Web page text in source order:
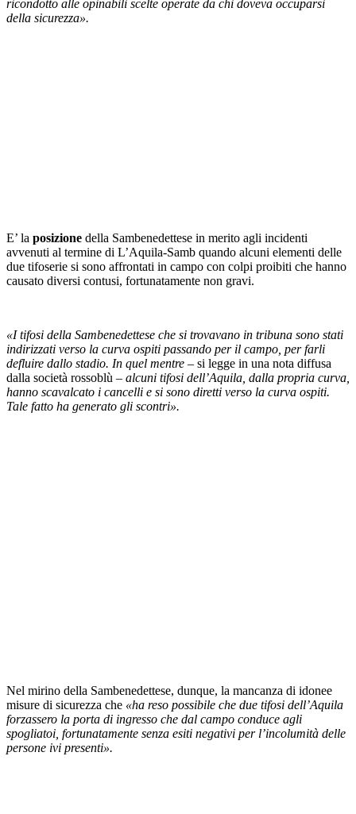
ricondotto alle opinabili scelte operate da chi doveva occuparsi
della sicurezza».
E’ la posizione della Sambenedettese in merito agli incidenti
avvenuti al termine di L’Aquila-Samb quando alcuni elementi delle
due tifoserie si sono affrontati in campo con colpi proibiti che hanno
causato diversi contusi, fortunatamente non gravi.
«I tifosi della Sambenedettese che si trovavano in tribuna sono stati
indirizzati verso la curva ospiti passando per il campo, per farli
defluire dallo stadio. In quel mentre – si legge in una nota diffusa
dalla società rossoblù – alcuni tifosi dell’Aquila, dalla propria curva,
hanno scavalcato i cancelli e si sono diretti verso la curva ospiti.
Tale fatto ha generato gli scontri».
Nel mirino della Sambenedettese, dunque, la mancanza di idonee
misure di sicurezza che «ha reso possibile che due tifosi dell’Aquila
forzassero la porta di ingresso che dal campo conduce agli
spogliatoi, fortunatamente senza esiti negativi per l’incolumità delle
persone ivi presenti».